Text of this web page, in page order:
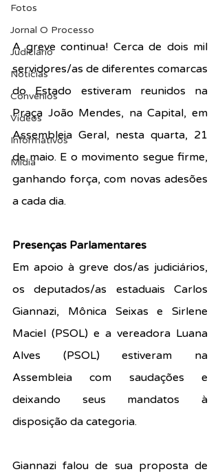
Fotos
Jornal O Processo
Judiciário
Notícias
Convênios
Vídeos
Informativos
Midia
A greve continua! Cerca de dois mil
servidores/as de diferentes comarcas
do Estado estiveram reunidos na
Praça João Mendes, na Capital, em
Assembleia Geral, nesta quarta, 21
de maio. E o movimento segue firme,
ganhando força, com novas adesões
a cada dia.
Presenças Parlamentares
Em apoio à greve dos/as judiciários,
os deputados/as estaduais Carlos
Giannazi, Mônica Seixas e Sirlene
Maciel (PSOL) e a vereadora Luana
Alves (PSOL) estiveram na
Assembleia com saudações e
deixando seus mandatos à
disposição da categoria.
Giannazi falou de sua proposta de